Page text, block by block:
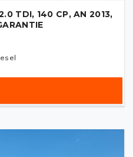
TDI, 140 CP, AN 2013,